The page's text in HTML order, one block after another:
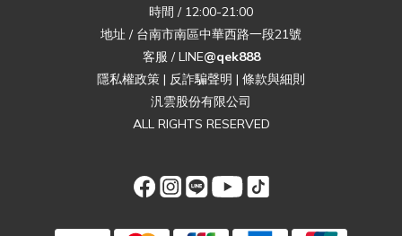
時間 / 12:00-21:00
地址 / 台南市南區中華西路一段21號
客服 / LINE@qek888
隱私權政策 | 反詐騙聲明 | 條款與細則
汎雲股份有限公司
ALL RIGHTS RESERVED